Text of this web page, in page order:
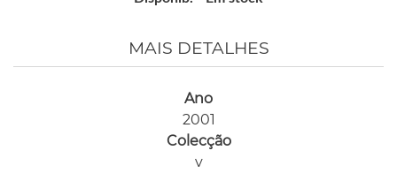
MAIS DETALHES
Ano
2001
Colecção
v